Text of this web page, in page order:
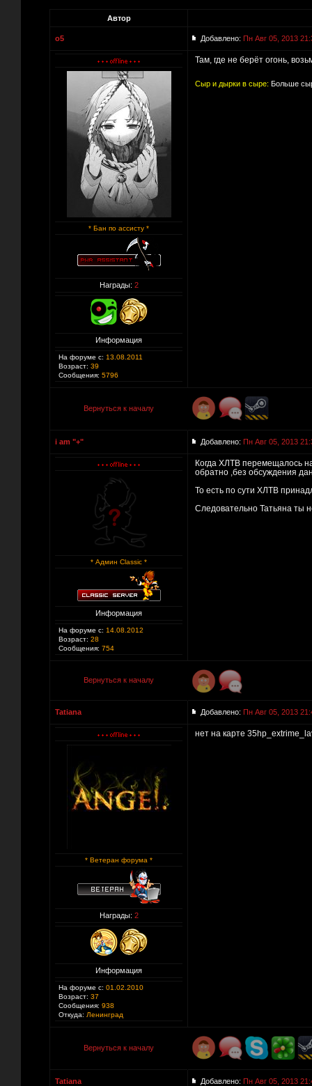
Автор
o5 Добавлено: Пн Авг 05, 2013
* Бан по ассисту *
Награды: 2
Информация
На форуме с: 13.08.2011
Возраст: 39
Сообщения: 5796
Там, где не берёт огонь,
Сыр и дырки в сыре: Больше
Вернуться к началу
i am "+" Добавлено: Пн Авг 05, 2013
* Админ Classic *
Информация
На форуме с: 14.08.2012
Возраст: 28
Сообщения: 754
Когда ХЛТВ перемещалось
обратно ,без обсуждения
То есть по сути ХЛТВ
Следовательно Татьяна ты
Вернуться к началу
Tatiana Добавлено: Пн Авг 05, 2013
* Ветеран форума *
Награды: 2
Информация
На форуме с: 01.02.2010
Возраст: 37
Сообщения: 938
Откуда: Ленинград
нет на карте
Вернуться к началу
Tatiana Добавлено: Пн Авг 05, 2013